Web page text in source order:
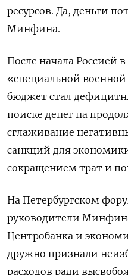
ресурсов. Да, деньги
Минфина.
После начала Россией
«специальной
бюджет стал
поиске денег на
сглаживание
санкций для
сокращением трат и
На Петербургском
руководители
Центробанка и
дружно признали
расходов ради